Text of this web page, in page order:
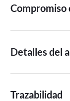
Compromiso
Detalles del
Trazabilidad